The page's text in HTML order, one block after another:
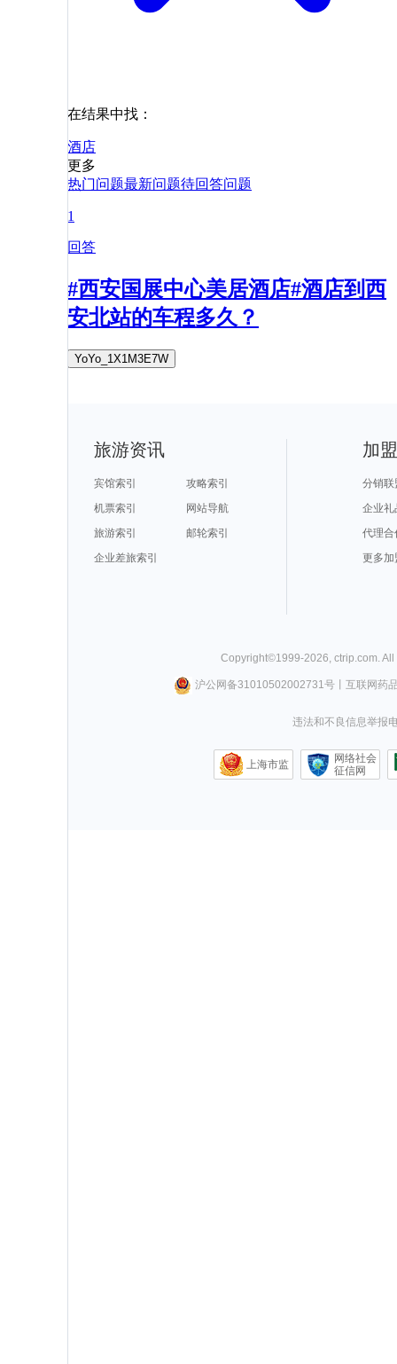
在结果中找：
酒店
更多
热门问题最新问题待回答问题
1
回答
#西安国展中心美居酒店#酒店到西
安北站的车程多久？
YoYo_1X1M3E7W
旅游资讯
宾馆索引
攻略索引
机票索引
网站导航
旅游索引
邮轮索引
企业差旅索引
加
分销联
企业礼
代理合
更多加
Copyright©1999-2026 ctrip.com .
沪公网备31010502002731号丨 互联网药
违法和不良信息举报
上海市监
网络社会
征信网